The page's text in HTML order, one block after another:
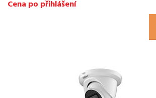
Cena po přihlášení